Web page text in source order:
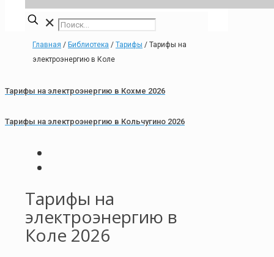
✕
Главная / Библиотека / Тарифы / Тарифы на
электроэнергию в Коле
Тарифы на электроэнергию в Кохме 2026
Тарифы на электроэнергию в Кольчугино 2026
Тарифы на
электроэнергию в
Коле 2026